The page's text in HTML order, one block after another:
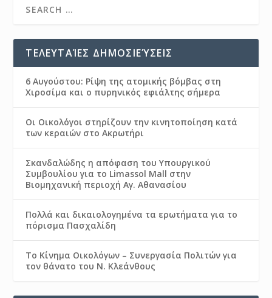
ΤΕΛΕΥΤΑΊΕΣ ΔΗΜΟΣΙΕΎΣΕΙΣ
6 Αυγούστου: Ρίψη της ατομικής βόμβας στη
Χιροσίμα και ο πυρηνικός εφιάλτης σήμερα
Οι Οικολόγοι στηρίζουν την κινητοποίηση κατά
των κεραιών στο Ακρωτήρι
Σκανδαλώδης η απόφαση του Υπουργικού
Συμβουλίου για το Limassol Mall στην
Βιομηχανική περιοχή Αγ. Αθανασίου
Πολλά και δικαιολογημένα τα ερωτήματα για το
πόρισμα Πασχαλίδη
Το Κίνημα Οικολόγων – Συνεργασία Πολιτών για
τον θάνατο του Ν. Κλεάνθους